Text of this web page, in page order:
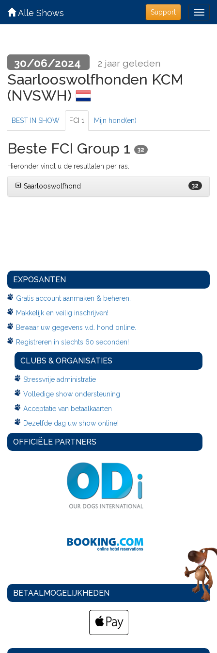
Support
Alle Shows
30/06/2024 2 jaar geleden
Saarlooswolfhonden KCM
(NVSWH)
BEST IN SHOW FCI 1 Mijn hond(en)
Beste FCI Group 1 32
Hieronder vindt u de resultaten per ras.
Saarlooswolfhond 32
EXPOSANTEN
Gratis account aanmaken & beheren.
Makkelijk en veilig inschrijven!
Bewaar uw gegevens v.d. hond online.
Registreren in slechts 60 seconden!
CLUBS & ORGANISATIES
Stressvrije administratie
Volledige show ondersteuning
Acceptatie van betaalkaarten
Dezelfde dag uw show online!
OFFICIËLE PARTNERS
BETAALMOGELIJKHEDEN